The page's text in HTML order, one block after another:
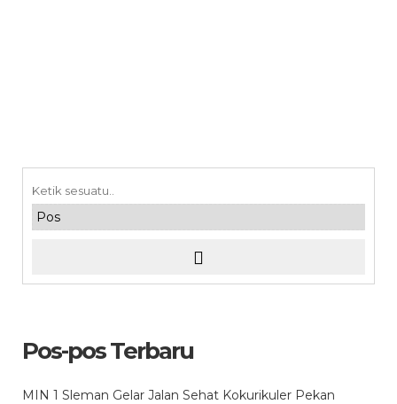
Pos-pos Terbaru
MIN 1 Sleman Gelar Jalan Sehat Kokurikuler Pekan